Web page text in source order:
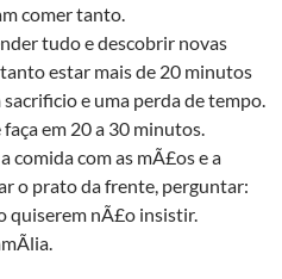
comer tanto.
tudo e descobrir novas
estar mais de 20 minutos
e uma perda de tempo.
em 20 a 30 minutos.
comida com as mÃ£os e a
o prato da frente, perguntar:
quiserem nÃ£o insistir.